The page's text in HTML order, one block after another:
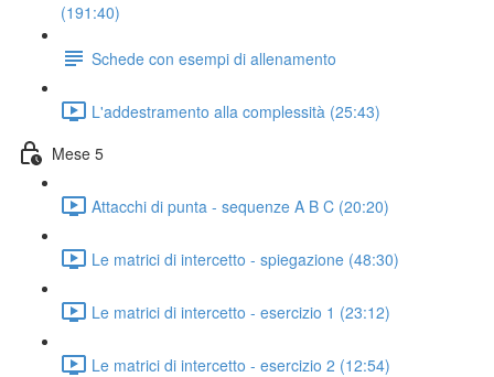
(191:40)
Schede con esempi di allenamento
L'addestramento alla complessità (25:43)
Mese 5
Attacchi di punta - sequenze A B C (20:20)
Le matrici di intercetto - spiegazione (48:30)
Le matrici di intercetto - esercizio 1 (23:12)
Le matrici di intercetto - esercizio 2 (12:54)